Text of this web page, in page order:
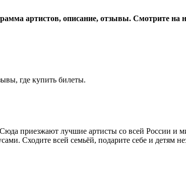
артистов, описание, отзывы. Смотрите на
где купить билеты.
приезжают лучшие артисты со всей России и
Сходите всей семьёй, подарите себе и детям